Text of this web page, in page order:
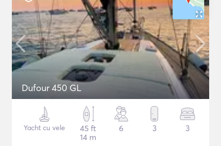
Dufour 450 GL
Yacht cu vele
45 ft
14 m
6 3 3